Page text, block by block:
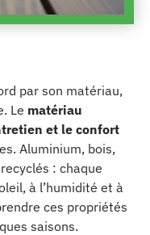
par son matériau,
Le matériau
et le confort
Aluminium, bois,
: chaque
à l’humidité et à
ces propriétés
saisons.